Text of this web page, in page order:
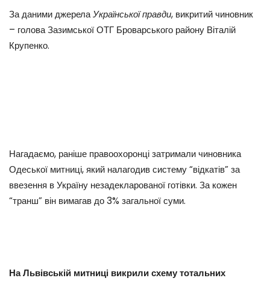
За даними джерелаУкраїнської правди, викритий чиновник
– голова Зазимської ОТГ Броварського району Віталій
Крупенко.
Нагадаємо, раніше правоохоронці затримали чиновника
Одеської митниці, який налагодив систему “відкатів” за
ввезення в Україну незадекларованої готівки. За кожен
“транш” він вимагав до 3% загальної суми.
На Львівській митниці викрили схему тотальних